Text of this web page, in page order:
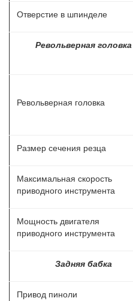
Отверстие в шпинделе
Револьверная головка
Револьверная головка
Размер сечения резца
Максимальная скорость
приводного инструмента
Мощность двигателя
приводного инструмента
Задняя бабка
Привод пиноли